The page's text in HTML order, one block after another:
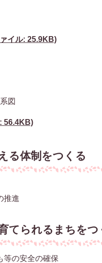
イル: 25.9KB)
図
56.4KB)
る体制をつくる
推進
てられるまちをつ
等の安全の確保